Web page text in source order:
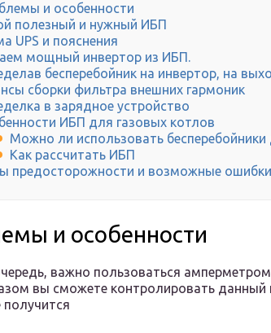
и особенности
полезный и нужный ИБП
UPS и пояснения
мощный инвертор из ИБП.
бесперебойник на инвертор, на
сборки фильтра внешних гармоник
в зарядное устройство
ИБП для газовых котлов
Можно ли использовать
Как рассчитать ИБП
предосторожности и возможные ошибки
и особенности
важно пользоваться
вы сможете контролировать данный
получится